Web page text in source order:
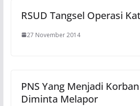
RSUD Tangsel Operasi
27 November 2014
PNS Yang Menjadi
Diminta Melapor